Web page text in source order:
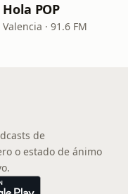
Hola POP
Valencia · 91.6 FM
de
o estado de ánimo